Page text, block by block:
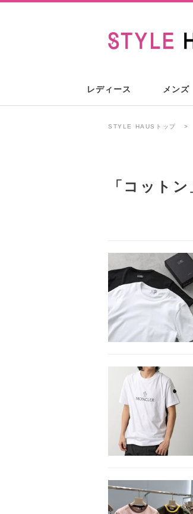
レディース メンズ
STYLE HAUSトップ
「 コットン